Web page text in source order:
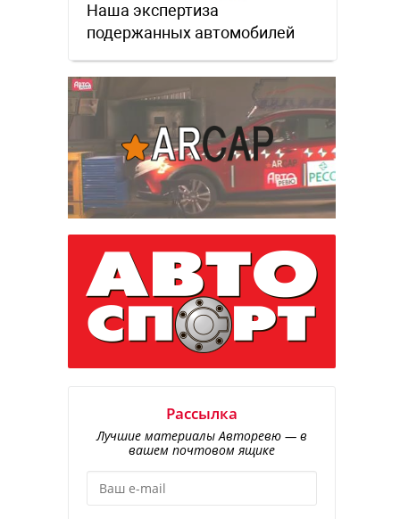
Наша экспертиза
подержанных автомобилей
Рассылка
Лучшие материалы Авторевю — в
вашем почтовом ящике